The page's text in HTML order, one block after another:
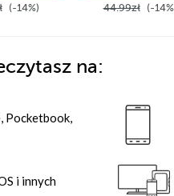
(-14%) 44.99zł (-
na:
Pocketbook,
i innych